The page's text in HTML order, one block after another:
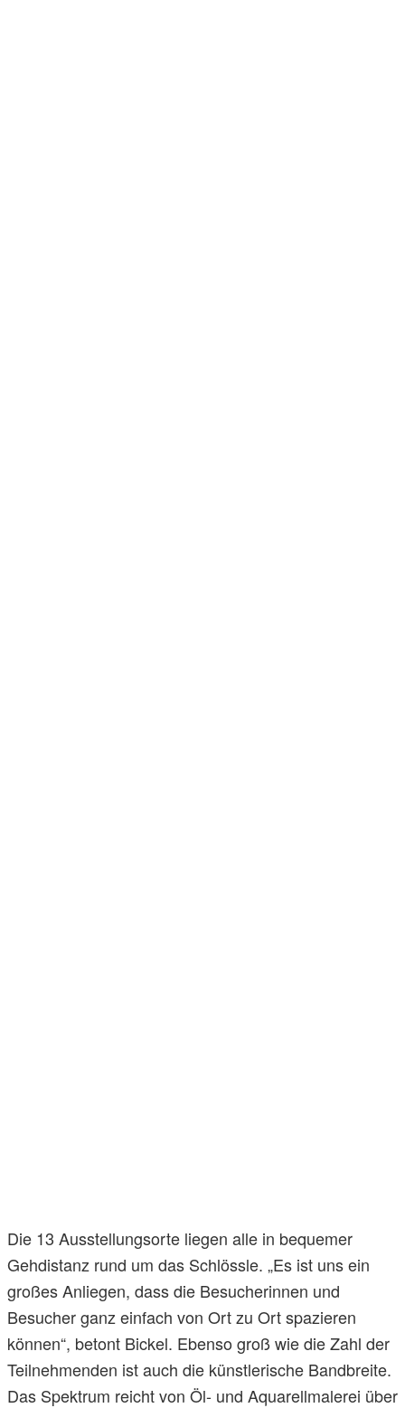
Die 13 Ausstellungsorte liegen alle in bequemer
Gehdistanz rund um das Schlössle. „Es ist uns ein
großes Anliegen, dass die Besucherinnen und
Besucher ganz einfach von Ort zu Ort spazieren
können“, betont Bickel. Ebenso groß wie die Zahl der
Teilnehmenden ist auch die künstlerische Bandbreite.
Das Spektrum reicht von Öl- und Aquarellmalerei über